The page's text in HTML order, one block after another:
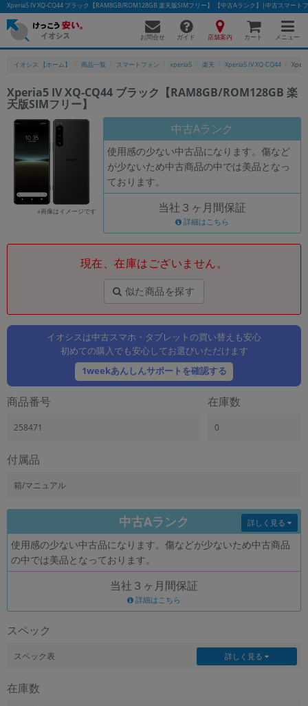
Xperia5 IV XQ-CQ44 ブラック【RAM8GB/ROM128GB 楽天版SIMフリー】 【中古Aランク】|中古スマート
お問合せ ガイド 店舗案内 カート メニュー
イオシス 【ホーム】 商品一覧 スマートフォン xperia5 楽天 Xperia5 IV XQ-CQ44
Xperia5 IV XQ-CQ44 ブラック【RAM8GB/ROM128GB 楽
天版SIMフリー】
※画像はイメージです
中古Aランク
使用感の少ない中古品になります。傷など
が少ないため中古商品の中では美品となっ
ております。
当社３ヶ月間保証
詳細はこちら
現在、在庫はございません。
似た商品を探す
イオシスは中古スマホ・タブレットの買い替えも安心
初めての購入でも安心してお選びいただけます
1weekあんしんサポートを確認する
商品番号
258471
在庫数
0
付属品
箱/マニュアル
中古Aランク
使用感の少ない中古品になります。傷などが少ないため中古商品
の中では美品となっております。
詳しく見る
当社３ヶ月間保証
詳細はこちら
スペック
スペック表 詳しく見る
在庫数
かんたんパソコン検索に切り替える
フリーワード
除外ワード
人気の検索ワード： Let's note
「スマートフォン」「タブレット」など
メーカー
製造、販売メーカーの絞り込み
機能・特徴
商品の搭載機能による絞り込み
商品状態の絞り込み
CPUの絞り込み
OS
メモリ